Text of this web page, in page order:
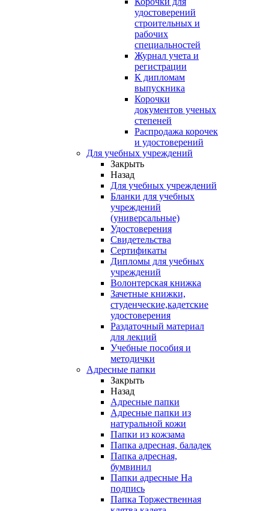
удостоверений
строительных и
рабочих
специальностей
Журнал учета и
регистрации
К дипломам
выпускника
Корочки
документов ученых
степеней
Распродажа корочек
и удостоверений
Для учебных учреждений
Закрыть
Назад
Для учебных учреждений
Бланки для учебных
учреждений
(универсальные)
Удостоверения
Свидетельства
Сертификаты
Дипломы для учебных
учреждений
Волонтерская книжка
Зачетные книжки,
студенческие,кадетские
удостоверения
Раздаточный материал
для лекций
Учебные пособия и
методички
Адресные папки
Закрыть
Назад
Адресные папки
Адресные папки из
натуральной кожи
Папки из кожзама
Папка адресная, баладек
Папка адресная,
бумвинил
Папки адресные На
подпись
Папка Торжественная